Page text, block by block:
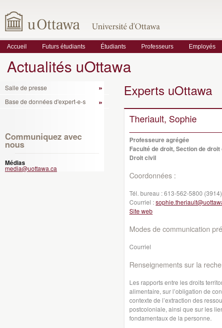
Accueil Futurs étudiants Étudiants Professeurs Employés
Actualités uOttawa
Salle de presse
Base de données d'expert-e-s
Communiquez avec
nous
Médias
media@uottawa.ca
Experts uOttawa
Theriault, Sophie
Professeure agrégée
Faculté de droit, Section de
Droit civil
Coordonnées :
Tél. bureau :613-562-5800 (3914)
Courriel :
Site web
Modes de communication
Courriel
Renseignements sur la
Les rapports entre les droits
alimentaire, sur l’obligation de
contexte de l’extraction des
postcoloniale, ainsi que sur les
fondamentaux de la personne.